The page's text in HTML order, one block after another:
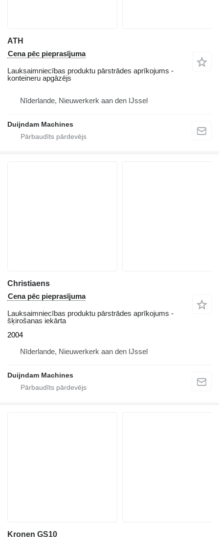
ATH
Cena pēc pieprasījuma
Lauksaimniecības produktu pārstrādes aprīkojums -
konteineru apgāzējs
Nīderlande, Nieuwerkerk aan den IJssel
Duijndam Machines
Christiaens
Cena pēc pieprasījuma
Lauksaimniecības produktu pārstrādes aprīkojums -
šķirošanas iekārta
2004
Nīderlande, Nieuwerkerk aan den IJssel
Duijndam Machines
Kronen GS10